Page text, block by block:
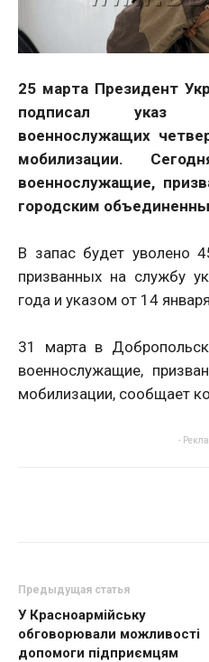
25 марта Президент
подписал указ
военнослужащих
мобилизации.
военнослужащие,
городским
В запас будет уволено
призванных на службу
года и указом от 14
31 марта в
военнослужащие,
мобилизации, сообщает
-
Предыдущая статья
У Красноармійську
обговорювали можливості
допомоги підприємцям